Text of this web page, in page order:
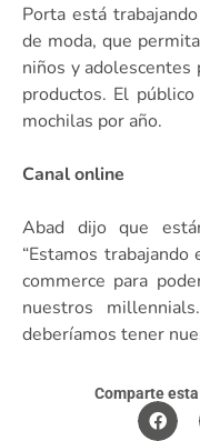
Porta está
de moda, que
niños y adolescentes
productos. El
mochilas por año.
Canal online
Abad dijo que
“Estamos
commerce para
nuestros
deberíamos tener
Comparte